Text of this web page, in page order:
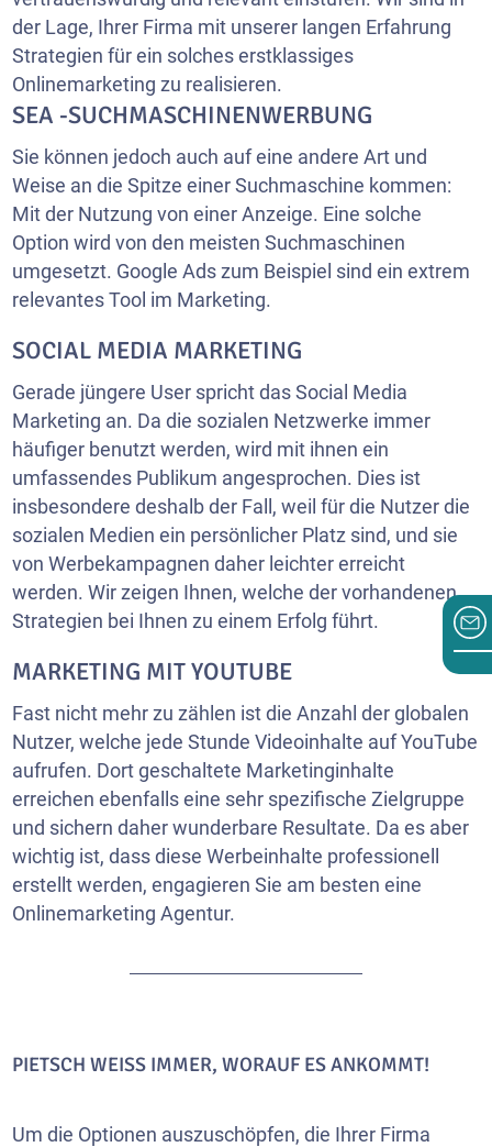
der Lage, Ihrer Firma mit unserer langen Erfahrung
Strategien für ein solches erstklassiges
Onlinemarketing zu realisieren.
SEA -SUCHMASCHINENWERBUNG
Sie können jedoch auch auf eine andere Art und
Weise an die Spitze einer Suchmaschine kommen:
Mit der Nutzung von einer Anzeige. Eine solche
Option wird von den meisten Suchmaschinen
umgesetzt. Google Ads zum Beispiel sind ein extrem
relevantes Tool im Marketing.
SOCIAL MEDIA MARKETING
Gerade jüngere User spricht das Social Media
Marketing an. Da die sozialen Netzwerke immer
häufiger benutzt werden, wird mit ihnen ein
umfassendes Publikum angesprochen. Dies ist
insbesondere deshalb der Fall, weil für die Nutzer die
sozialen Medien ein persönlicher Platz sind, und sie
von Werbekampagnen daher leichter erreicht
werden. Wir zeigen Ihnen, welche der vorhandenen
Strategien bei Ihnen zu einem Erfolg führt.
MARKETING MIT YOUTUBE
Fast nicht mehr zu zählen ist die Anzahl der globalen
Nutzer, welche jede Stunde Videoinhalte auf YouTube
aufrufen. Dort geschaltete Marketinginhalte
erreichen ebenfalls eine sehr spezifische Zielgruppe
und sichern daher wunderbare Resultate. Da es aber
wichtig ist, dass diese Werbeinhalte professionell
erstellt werden, engagieren Sie am besten eine
Onlinemarketing Agentur.
PIETSCH WEISS IMMER, WORAUF ES ANKOMMT!
Um die Optionen auszuschöpfen, die Ihrer Firma